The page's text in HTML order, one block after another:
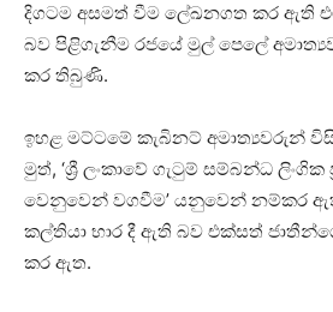
දිගටම අසමත් වීම ලේඛනගත කර ඇති
බව පිළිගැනීම රජයේ මුල් පෙලේ
කර තිබුණි.
ඉහළ මට්ටමේ කැබිනට් අමාත්‍යවරුන්
මුත්, ‘ශ්‍රී ලංකාවේ ගැටුම් සම්බන්ධ
වෙනුවෙන් වගවීම’ යනුවෙන් නම්කර
කල්තියා භාර දී ඇති බව එක්සත්
කර ඇත.